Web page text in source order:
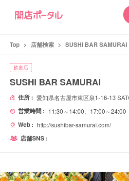
Top > 店舗検索 > SUSHI BAR SAMURAI
飲食店
SUSHI BAR SAMURAI
住所 : 愛知県名古屋市東区泉1-16-13
営業時間 : 11:30～14:00、17:00～24:00
Web : http://sushibar-samurai.com/
店舗SNS :